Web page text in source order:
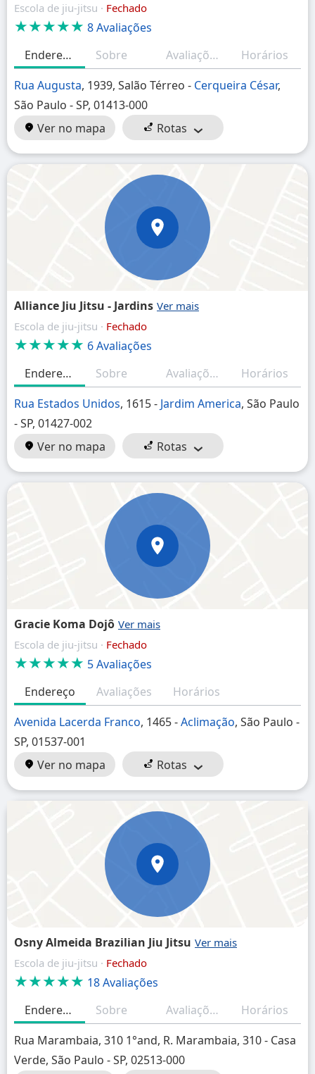
Escola de jiu-jitsu · Fechado
★★★★★ 8 Avaliações
Endereço
Sobre Avaliações
Horários
Rua Augusta, 1939, Salão Térreo - Cerqueira César,
São Paulo - SP, 01413-000
Ver no mapa
Rotas
Alliance Jiu Jitsu - Jardins
Escola de jiu-jitsu · Fechado
★★★★★ 6 Avaliações
Endereço
Sobre Avaliações
Horários
Rua Estados Unidos, 1615 - Jardim America, São Paulo
- SP, 01427-002
Ver no mapa
Rotas
Gracie Koma Dojô
Escola de jiu-jitsu · Fechado
★★★★★ 5 Avaliações
Endereço
Avaliações
Horários
Avenida Lacerda Franco, 1465 -Aclimação, São Paulo -
SP, 01537-001
Ver no mapa
Rotas
Osny Almeida Brazilian Jiu Jitsu
Escola de jiu-jitsu · Fechado
★★★★★ 18 Avaliações
Endereço
Sobre Avaliações
Horários
Rua Marambaia, 310 1°and, R. Marambaia, 310 - Casa
Verde, São Paulo - SP, 02513-000